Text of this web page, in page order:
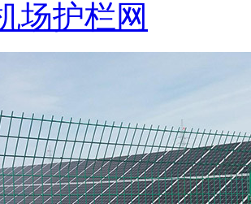
场护栏网